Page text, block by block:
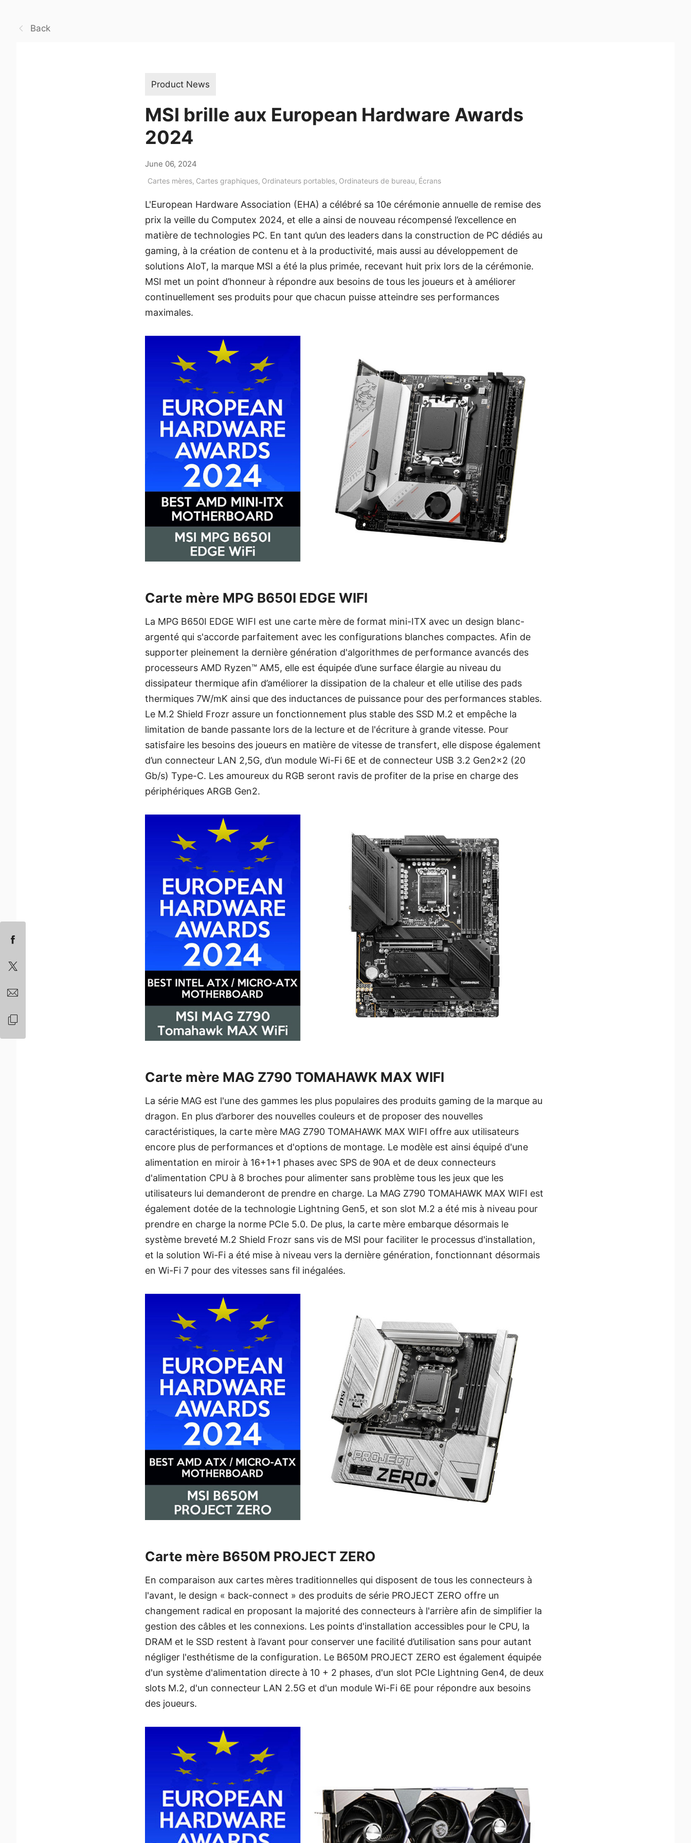
Back
Product News
MSI brille aux European Hardware Awards
2024
June 06, 2024
Cartes mères, Cartes graphiques, Ordinateurs portables, Ordinateurs de bureau, Écrans
L'European Hardware Association (EHA) a célébré sa 10e cérémonie annuelle de remise des
prix la veille du Computex 2024, et elle a ainsi de nouveau récompensé l’excellence en
matière de technologies PC. En tant qu’un des leaders dans la construction de PC dédiés au
gaming, à la création de contenu et à la productivité, mais aussi au développement de
solutions AIoT, la marque MSI a été la plus primée, recevant huit prix lors de la cérémonie.
MSI met un point d’honneur à répondre aux besoins de tous les joueurs et à améliorer
continuellement ses produits pour que chacun puisse atteindre ses performances
maximales.
Carte mère MPG B650I EDGE WIFI
La MPG B650I EDGE WIFI est une carte mère de format mini-ITX avec un design blanc-
argenté qui s'accorde parfaitement avec les configurations blanches compactes. Afin de
supporter pleinement la dernière génération d'algorithmes de performance avancés des
processeurs AMD Ryzen™ AM5, elle est équipée d’une surface élargie au niveau du
dissipateur thermique afin d’améliorer la dissipation de la chaleur et elle utilise des pads
thermiques 7W/mK ainsi que des inductances de puissance pour des performances stables.
Le M.2 Shield Frozr assure un fonctionnement plus stable des SSD M.2 et empêche la
limitation de bande passante lors de la lecture et de l'écriture à grande vitesse. Pour
satisfaire les besoins des joueurs en matière de vitesse de transfert, elle dispose également
d’un connecteur LAN 2,5G, d’un module Wi-Fi 6E et de connecteur USB 3.2 Gen2x2 (20
Gb/s) Type-C. Les amoureux du RGB seront ravis de profiter de la prise en charge des
périphériques ARGB Gen2.
Carte mère MAG Z790 TOMAHAWK MAX WIFI
La série MAG est l'une des gammes les plus populaires des produits gaming de la marque au
dragon. En plus d’arborer des nouvelles couleurs et de proposer des nouvelles
caractéristiques, la carte mère MAG Z790 TOMAHAWK MAX WIFI offre aux utilisateurs
encore plus de performances et d'options de montage. Le modèle est ainsi équipé d'une
alimentation en miroir à 16+1+1 phases avec SPS de 90A et de deux connecteurs
d'alimentation CPU à 8 broches pour alimenter sans problème tous les jeux que les
utilisateurs lui demanderont de prendre en charge. La MAG Z790 TOMAHAWK MAX WIFI est
également dotée de la technologie Lightning Gen5, et son slot M.2 a été mis à niveau pour
prendre en charge la norme PCIe 5.0. De plus, la carte mère embarque désormais le
système breveté M.2 Shield Frozr sans vis de MSI pour faciliter le processus d'installation,
et la solution Wi-Fi a été mise à niveau vers la dernière génération, fonctionnant désormais
en Wi-Fi 7 pour des vitesses sans fil inégalées.
Carte mère B650M PROJECT ZERO
En comparaison aux cartes mères traditionnelles qui disposent de tous les connecteurs à
l'avant, le design « back-connect » des produits de série PROJECT ZERO offre un
changement radical en proposant la majorité des connecteurs à l'arrière afin de simplifier la
gestion des câbles et les connexions. Les points d'installation accessibles pour le CPU, la
DRAM et le SSD restent à l’avant pour conserver une facilité d’utilisation sans pour autant
négliger l'esthétisme de la configuration. Le B650M PROJECT ZERO est également équipée
d'un système d'alimentation directe à 10 + 2 phases, d'un slot PCIe Lightning Gen4, de deux
slots M.2, d'un connecteur LAN 2.5G et d'un module Wi-Fi 6E pour répondre aux besoins
des joueurs.